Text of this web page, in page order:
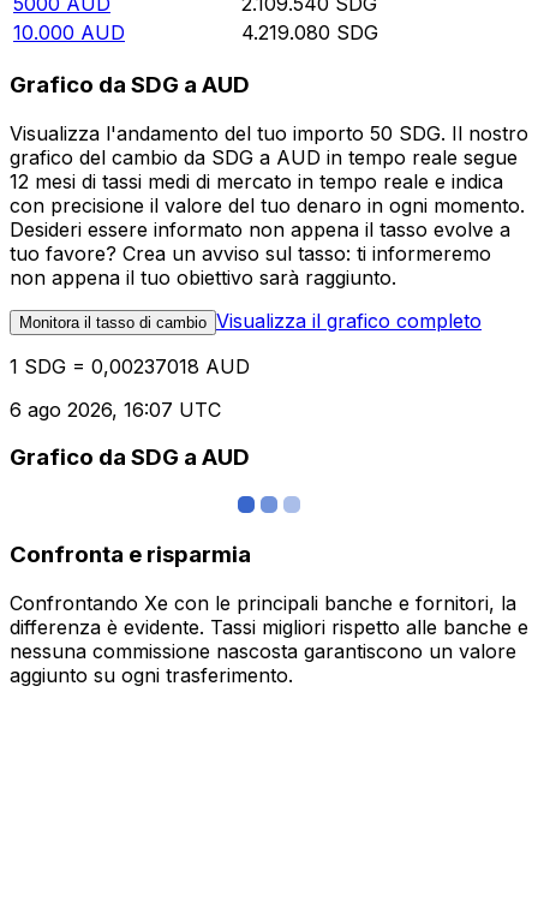
10.000 AUD 4.219.080 SDG
Grafico da SDG a AUD
Visualizza l'andamento del tuo importo 50 SDG. Il nostro
grafico del cambio da SDG a AUD in tempo reale segue
12 mesi di tassi medi di mercato in tempo reale e indica
con precisione il valore del tuo denaro in ogni momento.
Desideri essere informato non appena il tasso evolve a
tuo favore? Crea un avviso sul tasso: ti informeremo
non appena il tuo obiettivo sarà raggiunto.
Monitora il tasso di cambio Visualizza il grafico completo
1 SDG = 0,00237018 AUD
6 ago 2026, 16:07 UTC
Grafico da SDG a AUD
Confronta e risparmia
Confrontando Xe con le principali banche e fornitori, la
differenza è evidente. Tassi migliori rispetto alle banche e
nessuna commissione nascosta garantiscono un valore
aggiunto su ogni trasferimento.